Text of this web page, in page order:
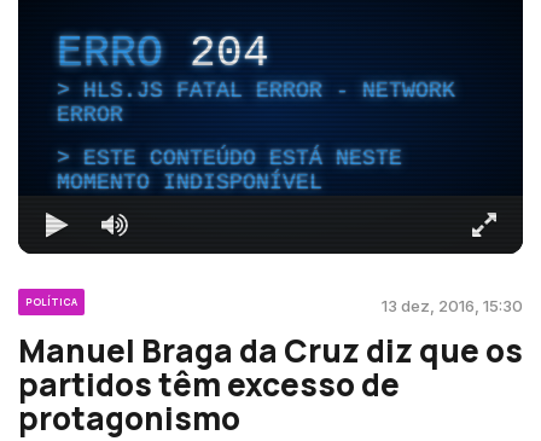
ERRO204
HLS.JS FATAL ERROR - NETWORK
ERROR
ESTE CONTEÚDO ESTÁ NESTE
MOMENTO INDISPONÍVEL
POLÍTICA 13 dez, 2016, 15:30
Manuel Braga da Cruz diz que os
partidos têm excesso de
protagonismo